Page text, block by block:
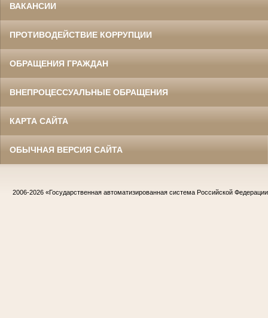
ВАКАНСИИ
ПРОТИВОДЕЙСТВИЕ КОРРУПЦИИ
ОБРАЩЕНИЯ ГРАЖДАН
ВНЕПРОЦЕССУАЛЬНЫЕ ОБРАЩЕНИЯ
КАРТА САЙТА
ОБЫЧНАЯ ВЕРСИЯ САЙТА
2006-2026 «Государственная автоматизированная система Российской